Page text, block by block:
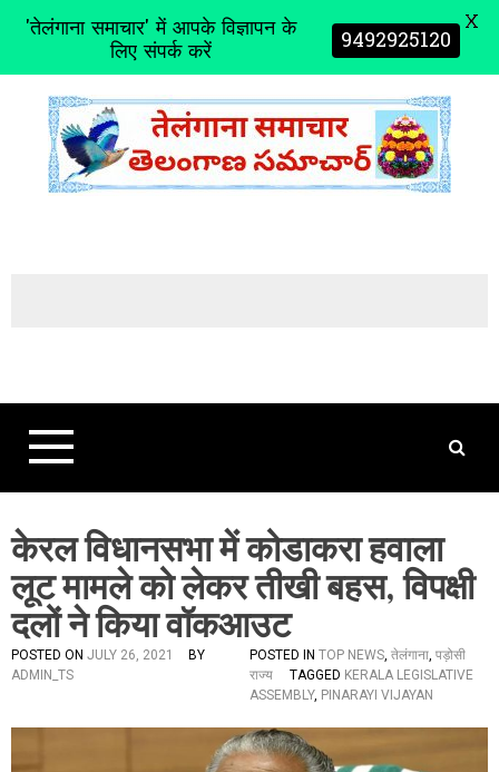
t
केरल विधानसभा में कोडाकरा हवाला
लूट मामले को लेकर तीखी बहस, विपक्षी
दलों ने किया वॉकआउट
POSTED ON JULY 26, 2021
BY
ADMIN_TS
POSTED IN TOP NEWS, तेलंगाना, पड़ोसी
राज्य
TAGGED KERALA LEGISLATIVE
ASSEMBLY, PINARAYI VIJAYAN
'तेलंगाना समाचार' में आपके विज्ञापन के
लिए संपर्क करें 9492925120 X